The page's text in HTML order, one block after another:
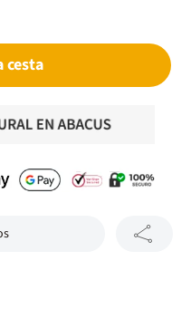
cesta